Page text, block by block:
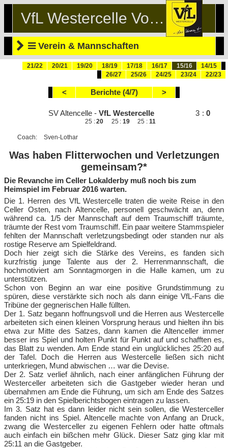
VfL Westercelle Volleyball
Verein & Mannschaften
14/15
15/16
16/17
17/18
18/19
19/20
20/21
21/22
22/23
23/24
24/25
25/26
26/27
< Berichte (4/7) >
SV Altencelle - VfL Westercelle 3 : 0
25 : 20 25 : 19 25 : 11
Coach: Sven-Lothar
Was haben Flitterwochen und Verletzungen
gemeinsam?*
Die Revanche im Celler Lokalderby muß noch bis zum
Heimspiel im Februar 2016 warten.
Die 1. Herren des VfL Westercelle traten die weite Reise in den
Celler Osten, nach Altencelle, personell geschwächt an, denn
während ca. 1/5 der Mannschaft auf dem Traumschiff träumte,
träumte der Rest vom Traumschiff. Ein paar weitere Stammspieler
fehlten der Mannschaft verletzungsbedingt oder standen nur als
rostige Reserve am Spielfeldrand.
Doch hier zeigt sich die Stärke des Vereins, es fanden sich
kurzfristig junge Talente aus der 2. Herrenmannschaft, die
hochmotiviert am Sonntagmorgen in die Halle kamen, um zu
unterstützen.
Schon von Beginn an war eine positive Grundstimmung zu
spüren, diese verstärkte sich noch als dann einige VfL-Fans die
Tribüne der gegnerischen Halle füllten.
Der 1. Satz begann hoffnungsvoll und die Herren aus Westercelle
arbeiteten sich einen kleinen Vorsprung heraus und hielten ihn bis
etwa zur Mitte des Satzes, dann kamen die Altenceller immer
besser ins Spiel und holten Punkt für Punkt auf und schafften es,
das Blatt zu wenden. Am Ende stand ein unglückliches 25:20 auf
der Tafel. Doch die Herren aus Westercelle ließen sich nicht
unterkriegen, Mund abwischen … war die Devise.
Der 2. Satz verlief ähnlich, nach einer anfänglichen Führung der
Westerceller arbeiteten sich die Gastgeber wieder heran und
übernahmen am Ende die Führung, um sich am Ende des Satzes
ein 25:19 in den Spielberichtsbogen eintragen zu lassen.
Im 3. Satz hat es dann leider nicht sein sollen, die Westerceller
fanden nicht ins Spiel. Altencelle machte von Anfang an Druck,
zwang die Westerceller zu eigenen Fehlern oder hatte oftmals
auch einfach ein bißchen mehr Glück. Dieser Satz ging klar mit
25:11 an die Gastgeber.